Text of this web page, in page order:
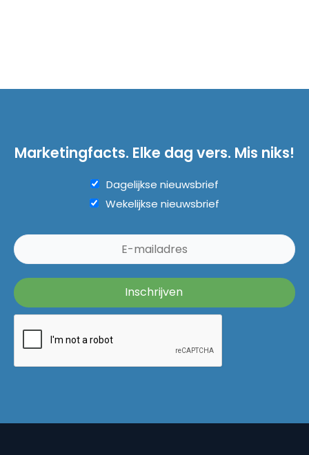
Marketingfacts. Elke dag vers. Mis niks!
Dagelijkse nieuwsbrief
Wekelijkse nieuwsbrief